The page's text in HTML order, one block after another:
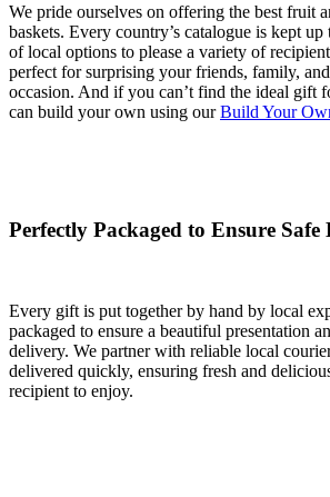
We pride ourselves on offering the best fruit
baskets. Every country’s catalogue is kept
of local options to please a variety of
perfect for surprising your friends, family,
occasion. And if you can’t find the ideal gift
can build your own using ourBuild Your
Perfectly Packaged to Ensure Safe
Every gift is put together by hand by local
packaged to ensure a beautiful presentation
delivery. We partner with reliable local
delivered quickly, ensuring fresh and
recipient to enjoy.